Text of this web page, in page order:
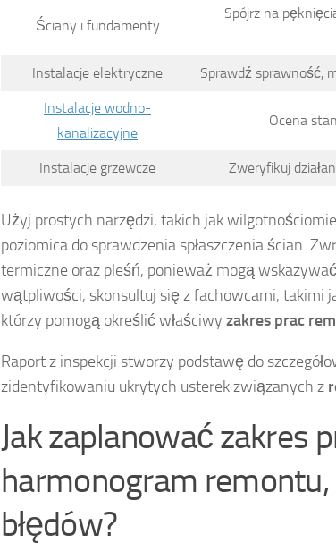
Ściany i fundamenty
Spójrz na
Instalacje elektryczne Sprawdź sprawność,
Instalacje wodno-
kanalizacyjne
Ocena
Instalacje grzewcze Zweryfikuj
Użyj prostych narzędzi, takich jak
poziomica do sprawdzenia spłaszczenia ścian.
termiczne oraz pleśń, ponieważ mogą
wątpliwości, skonsultuj się z fachowcami, takimi
którzy pomogą określić właściwy zakres prac
Raport z inspekcji stworzy podstawę do
zidentyfikowaniu ukrytych usterek związanych z
Jak zaplanować zakres
harmonogram
błędów?